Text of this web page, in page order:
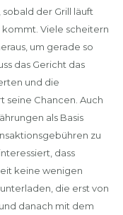
der Grill läuft
Viele scheitern
um gerade so
das Gericht das
und die
seine Chancen. Auch
als Basis
zu
dass
keine wenigen
die erst von
danach mit dem